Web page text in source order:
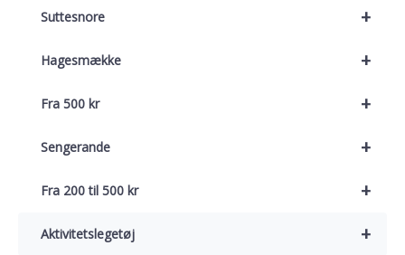
+
Suttesnore
+
Hagesmække
+
Fra 500 kr
+
Sengerande
+
Fra 200 til 500 kr
+
Aktivitetslegetøj